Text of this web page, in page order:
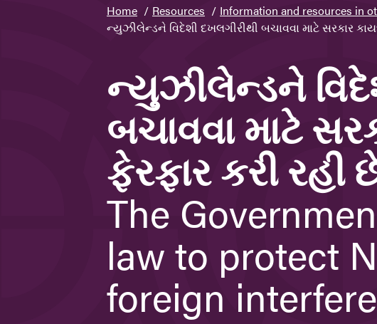
You
are
Home Resources Information and resources in
ન્યુઝીલેન્ડને વિદેશી દખલગીરીથી બચાવવા માટે સરકાર
ન્યુઝીલેન્ડને
બચાવવા માટે
ફેરફાર કરી રહી
The
law to protect
foreign